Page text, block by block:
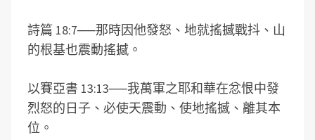
詩篇 18:7──那時因他發怒、地就搖撼戰抖、山
的根基也震動搖撼。
以賽亞書 13:13──我萬軍之耶和華在忿恨中發
烈怒的日子、必使天震動、使地搖撼、離其本
位。